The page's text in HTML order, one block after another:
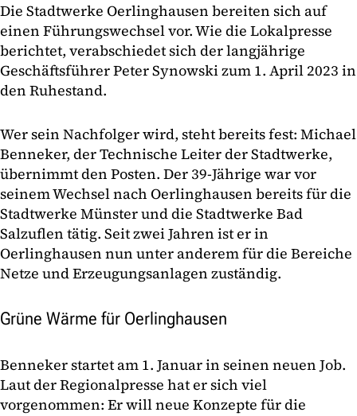
Die Stadtwerke Oerlinghausen bereiten sich auf
einen Führungswechsel vor. Wie die Lokalpresse
berichtet, verabschiedet sich der langjährige
Geschäftsführer Peter Synowski zum 1. April 2023 in
den Ruhestand.
Wer sein Nachfolger wird, steht bereits fest: Michael
Benneker, der Technische Leiter der Stadtwerke,
übernimmt den Posten. Der 39-Jährige war vor
seinem Wechsel nach Oerlinghausen bereits für die
Stadtwerke Münster und die Stadtwerke Bad
Salzuflen tätig. Seit zwei Jahren ist er in
Oerlinghausen nun unter anderem für die Bereiche
Netze und Erzeugungsanlagen zuständig.
Grüne Wärme für Oerlinghausen
Benneker startet am 1. Januar in seinen neuen Job.
Laut der Regionalpresse hat er sich viel
vorgenommen: Er will neue Konzepte für die